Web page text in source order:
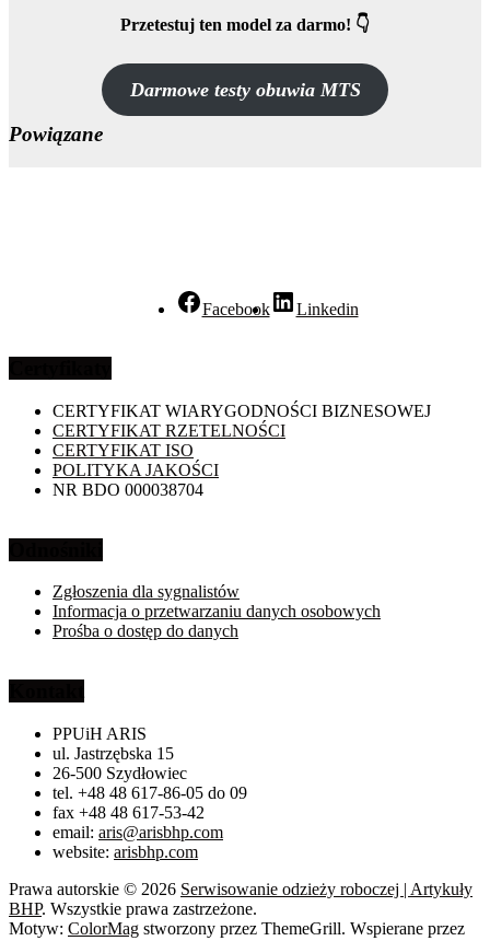
Przetestuj ten model za darmo! 👇
Darmowe testy obuwia MTS
Powiązane
Facebook Linkedin
CERTYFIKAT WIARYGODNOŚCI BIZNESOWEJ
CERTYFIKAT RZETELNOŚCI
CERTYFIKAT ISO
POLITYKA JAKOŚCI
NR BDO 000038704
Zgłoszenia dla sygnalistów
Informacja o przetwarzaniu danych osobowych
Prośba o dostęp do danych
PPUiH ARIS
ul. Jastrzębska 15
26-500 Szydłowiec
tel. +48 48 617-86-05 do 09
fax +48 48 617-53-42
email: aris@arisbhp.com
website: arisbhp.com
Prawa autorskie © 2026 Serwisowanie odzieży roboczej | Artykuły
BHP. Wszystkie prawa zastrzeżone.
Motyw: ColorMag stworzony przez ThemeGrill. Wspierane przez